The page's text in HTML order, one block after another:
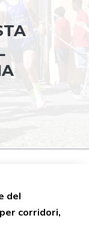
del
corridori,